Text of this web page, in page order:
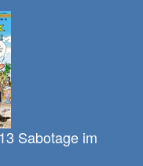
Sabotage im